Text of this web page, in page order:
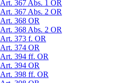
Art. 367 Abs. 1 OR
Art. 367 Abs. 2 OR
Art. 368 OR
Art. 368 Abs. 2 OR
Art. 373 f. OR
Art. 374 OR
Art. 394 ff. OR
Art. 394 OR
Art. 398 ff. OR